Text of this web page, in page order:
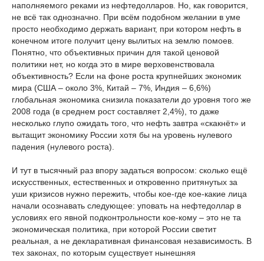
наполняемого реками из нефтедолларов. Но, как говорится,
не всё так однозначно. При всём подобном желании в уме
просто необходимо держать вариант, при котором нефть в
конечном итоге получит цену вылитых на землю помоев.
Понятно, что объективных причин для такой ценовой
политики нет, но когда это в мире верховенствовала
объективность? Если на фоне роста крупнейших экономик
мира (США – около 3%, Китай – 7%, Индия – 6,6%)
глобальная экономика снизила показатели до уровня того же
2008 года (в среднем рост составляет 2,4%), то даже
несколько глупо ожидать того, что нефть завтра «скакнёт» и
вытащит экономику России хотя бы на уровень нулевого
падения (нулевого роста).
И тут в тысячный раз впору задаться вопросом: сколько ещё
искусственных, естественных и откровенно притянутых за
уши кризисов нужно пережить, чтобы кое-где кое-какие лица
начали осознавать следующее: уповать на нефтедоллар в
условиях его явной подконтрольности кое-кому – это не та
экономическая политика, при которой России светит
реальная, а не декларативная финансовая независимость. В
тех законах, по которым существует нынешняя